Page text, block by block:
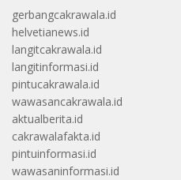
gerbangcakrawala.id
helvetianews.id
langitcakrawala.id
langitinformasi.id
pintucakrawala.id
wawasancakrawala.id
aktualberita.id
cakrawalafakta.id
pintuinformasi.id
wawasaninformasi.id